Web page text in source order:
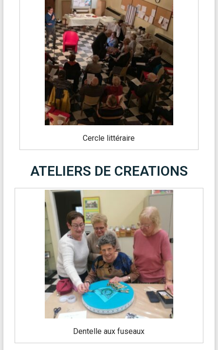
Cercle littéraire
ATELIERS DE CREATIONS
Dentelle aux fuseaux